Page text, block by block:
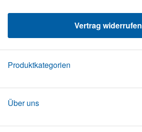
Vertrag widerrufen
Produktkategorien
Über uns